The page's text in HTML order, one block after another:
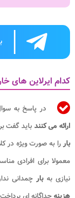
کدام ایرلاین های
در پاسخ به
ارائه می کنند باید گفت
باررا به صورت ویژه در
معمولا برای افرادی
نیازی بهبار چمدانی